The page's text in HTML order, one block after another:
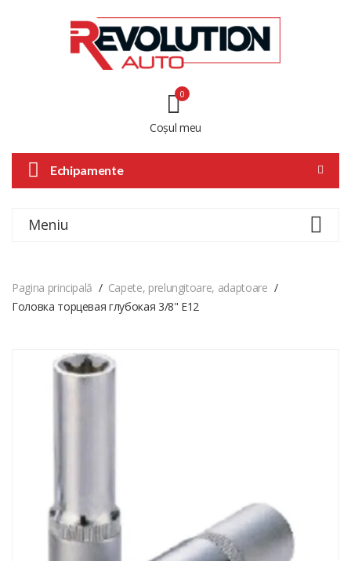
Coșul meu
0
Echipamente
Meniu
Pagina principală
Capete, prelungitoare, adaptoare
Головка торцевая глубокая 3/8" Е12